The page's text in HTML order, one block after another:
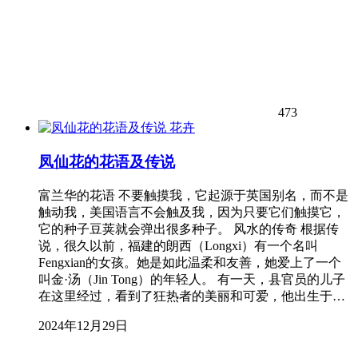
473
花卉
凤仙花的花语及传说
富兰华的花语 不要触摸我，它起源于英国别名，而不是
触动我，美国语言不会触及我，因为只要它们触摸它，
它的种子豆荚就会弹出很多种子。 风水的传奇 根据传
说，很久以前，福建的朗西（Longxi）有一个名叫
Fengxian的女孩。她是如此温柔和友善，她爱上了一个
叫金·汤（Jin Tong）的年轻人。 有一天，县官员的儿子
在这里经过，看到了狂热者的美丽和可爱，他出生于…
2024年12月29日